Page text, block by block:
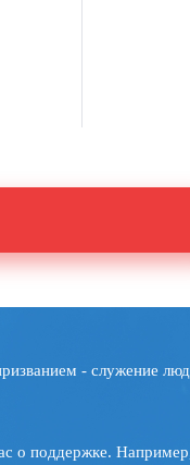
- служение
о поддержке.